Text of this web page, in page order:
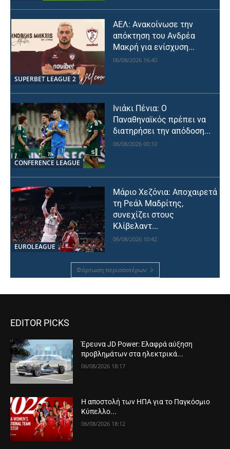
SUPERBET LEAGUE 2
ΑΕΛ: Ανακοίνωσε την
απόκτηση του Ανδρέα
Μακρή για ενίσχυση...
06/08/2026 16:40
CONFERENCE LEAGUE
Ινιάκι Πένια: Ο
Παναθηναϊκός πρέπει να
διατηρήσει την απόδοση...
06/08/2026 00:10
EUROLEAGUE
Μάριο Χεζόνια: Αποχαιρετά
τη Ρεάλ Μαδρίτης,
συνεχίζει στους
Κλίβελαντ...
06/08/2026 10:42
Φόρτωση περισσοτέρων
EDITOR PICKS
Έρευνα JD Power: Ελαφρά αύξηση
προβλημάτων στα ηλεκτρικά...
06/08/2026 18:17
Η αποστολή των ΗΠΑ για το Παγκόσμιο
Κύπελλο...
06/08/2026 18:12